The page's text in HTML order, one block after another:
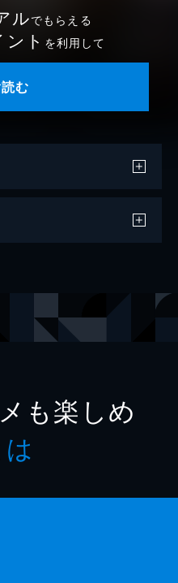
ルでもらえる
ト を利用して
む
も楽しめ